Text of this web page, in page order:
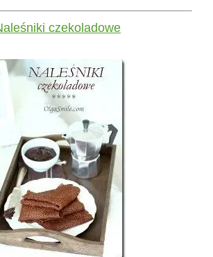
czekoladowe